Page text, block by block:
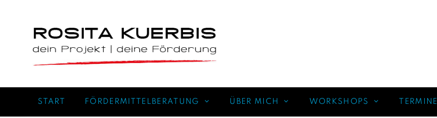
START FÖRDERMITTELBERATUNG ÜBER MICH WORKSHOPS TERMINE